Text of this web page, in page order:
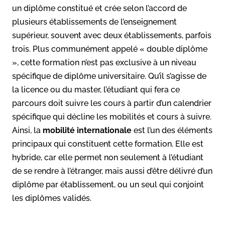
un diplôme constitué et crée selon l’accord de
plusieurs établissements de l’enseignement
supérieur, souvent avec deux établissements, parfois
trois. Plus communément appelé « double diplôme
», cette formation n’est pas exclusive à un niveau
spécifique de diplôme universitaire. Qu’il s’agisse de
la licence ou du master, l’étudiant qui fera ce
parcours doit suivre les cours à partir d’un calendrier
spécifique qui décline les mobilités et cours à suivre.
Ainsi, la mobilité internationale est l’un des éléments
principaux qui constituent cette formation. Elle est
hybride, car elle permet non seulement à l’étudiant
de se rendre à l’étranger, mais aussi d’être délivré d’un
diplôme par établissement, ou un seul qui conjoint
les diplômes validés.